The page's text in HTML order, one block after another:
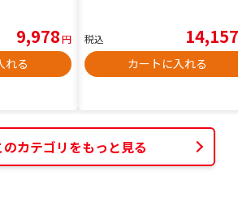
9,978円
れる
税込 14,157
カートに入れる
のカテゴリをもっと見る